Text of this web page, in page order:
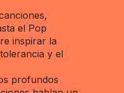
el Pop
inspirar la
y el
profundos